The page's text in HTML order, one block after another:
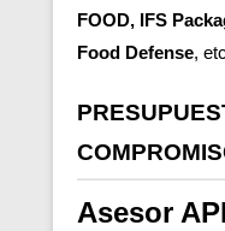
FOOD, IFS
Food Defense,
Asesor